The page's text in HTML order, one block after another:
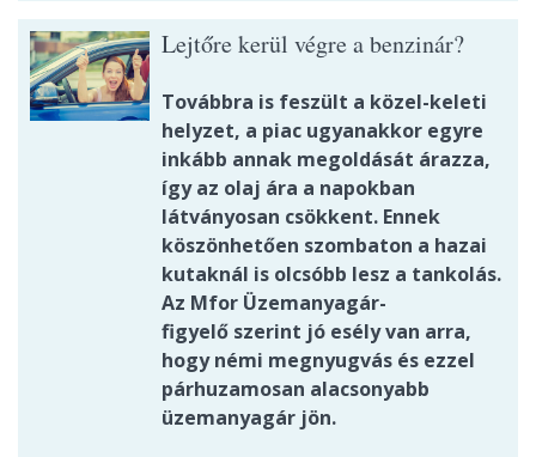
Lejtőre kerül végre a benzinár?
Továbbra is feszült a közel-keleti
helyzet, a piac ugyanakkor egyre
inkább annak megoldását árazza,
így az olaj ára a napokban
látványosan csökkent. Ennek
köszönhetően szombaton a hazai
kutaknál is olcsóbb lesz a tankolás.
Az Mfor Üzemanyagár-
figyelő szerint jó esély van arra,
hogy némi megnyugvás és ezzel
párhuzamosan alacsonyabb
üzemanyagár jön.